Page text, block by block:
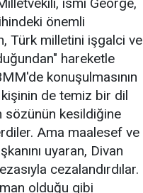
önemli
Türk milletini işgalci ve
hareketle
konuşulmasının
kişinin de temiz bir dil
sözünün kesildiğine
Ama maalesef ve
uyaran, Divan
cezalandırdılar.
olduğu gibi